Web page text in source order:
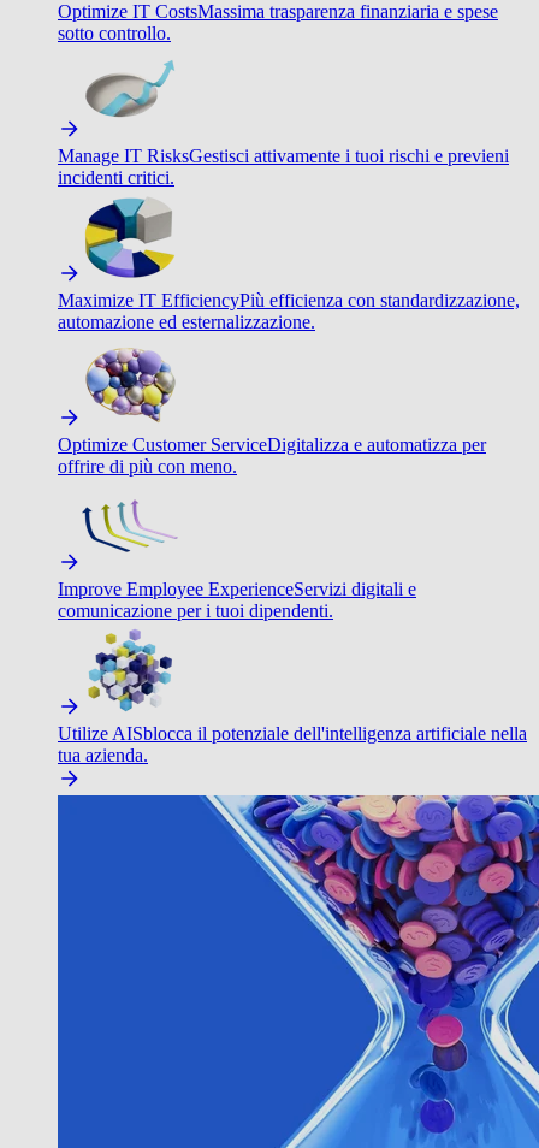
Optimize IT CostsMassima trasparenza finanziaria e spese
sotto controllo.
Manage IT RisksGestisci attivamente i tuoi rischi e previeni
incidenti critici.
Maximize IT EfficiencyPiù efficienza con standardizzazione,
automazione ed esternalizzazione.
Optimize Customer ServiceDigitalizza e automatizza per
offrire di più con meno.
Improve Employee ExperienceServizi digitali e
comunicazione per i tuoi dipendenti.
Utilize AISblocca il potenziale dell'intelligenza artificiale nella
tua azienda.